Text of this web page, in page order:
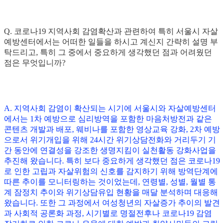
Q. 코로나19 지역사회 감염확산과 관련하여 특히 서울시 자살
예방센터에서는 어떠한 일들을 하시고 계신지 간략히 설명 부
탁드리고, 특히 그 중에서 중요하게 생각했던 점과 어려웠던
점은 무엇입니까?
A. 지역사회 감염이 확산되는 시기에 서울시와 자살예방센터
에서는 1차 예방으로 심리방역을 포함한 마음처방전과 같은
콘텐츠 개발과 배포, 웨비나를 포함한 영상교육 강화, 2차 예방
으로서 위기개입을 위해 24시간 위기상담전화와 거리두기 기
간 동안에 연결성을 강조한 생명지킴이 실천활동 강화사업을
추진해 왔습니다. 특히 보다 중요하게 생각했던 점은 코로나19
로 인한 고립과 자살위험의 신호를 감지하기 위해 방역단계에
따른 추이를 모니터링하는 것이었는데, 연령별, 성별, 월별 통
계 잠정치 추이와 위기상담유입 현황을 매달 분석하며 대응해
왔습니다. 또한 그 과정에서 여성청년의 자살증가 추이의 발견
과 사회적 공론화 과정, 시기별로 명절전후나 코로나19 감염